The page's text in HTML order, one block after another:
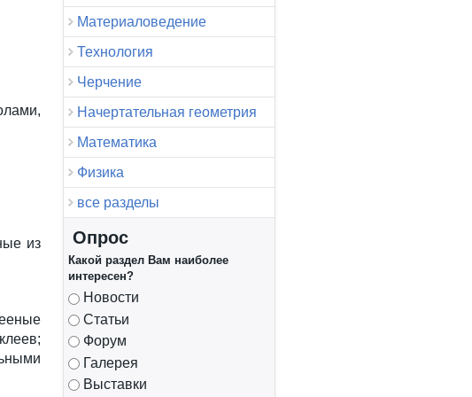
из
Материаловедение
Технология
Черчение
Начертательная геометрия
Математика
Физика
все разделы
Опрос
Какой раздел Вам наиболее
интересен?
Варианты
Новости
Статьи
Форум
Галерея
Выставки